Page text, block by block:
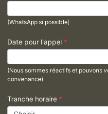
(WhatsApp si possible)
Date pour l'appel *
(Nous sommes réactifs et pouvons
convenance)
Tranche horaire *